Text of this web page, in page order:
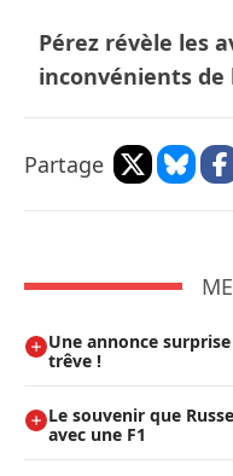
Pérez révèle les
inconvénients de
Partage
Une annonce
trêve !
Le souvenir que
avec une F1